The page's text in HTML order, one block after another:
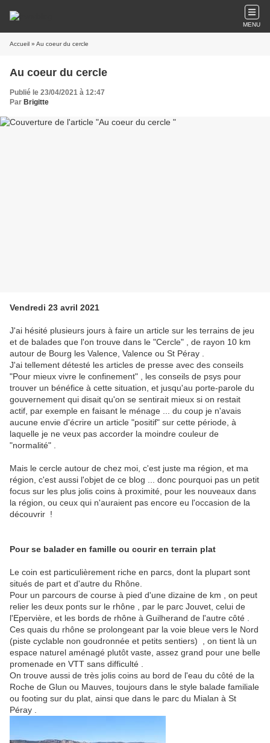
MENU
Accueil » Au coeur du cercle
Au coeur du cercle
Publié le 23/04/2021 à 12:47
Par Brigitte
Vendredi 23 avril 2021
J'ai hésité plusieurs jours à faire un article sur les terrains de jeu
et de balades que l'on trouve dans le "Cercle" , de rayon 10 km
autour de Bourg les Valence, Valence ou St Péray .
J'ai tellement détesté les articles de presse avec des conseils
"Pour mieux vivre le confinement" , les conseils de psys pour
trouver un bénéfice à cette situation, et jusqu'au porte-parole du
gouvernement qui disait qu'on se sentirait mieux si on restait
actif, par exemple en faisant le ménage ... du coup je n'avais
aucune envie d'écrire un article "positif" sur cette période, à
laquelle je ne veux pas accorder la moindre couleur de
"normalité" .
Mais le cercle autour de chez moi, c'est juste ma région, et ma
région, c'est aussi l'objet de ce blog ... donc pourquoi pas un petit
focus sur les plus jolis coins à proximité, pour les nouveaux dans
la région, ou ceux qui n'auraient pas encore eu l'occasion de la
découvrir !
Pour se balader en famille ou courir en terrain plat
Le coin est particulièrement riche en parcs, dont la plupart sont
situés de part et d'autre du Rhône.
Pour un parcours de course à pied d'une dizaine de km , on peut
relier les deux ponts sur le rhône , par le parc Jouvet, celui de
l'Epervière, et les bords de rhône à Guilherand de l'autre côté .
Ces quais du rhône se prolongeant par la voie bleue vers le Nord
(piste cyclable non goudronnée et petits sentiers) , on tient là un
espace naturel aménagé plutôt vaste, assez grand pour une belle
promenade en VTT sans difficulté .
On trouve aussi de très jolis coins au bord de l'eau du côté de la
Roche de Glun ou Mauves, toujours dans le style balade familiale
ou footing sur du plat, ainsi que dans le parc du Mialan à St
Péray .